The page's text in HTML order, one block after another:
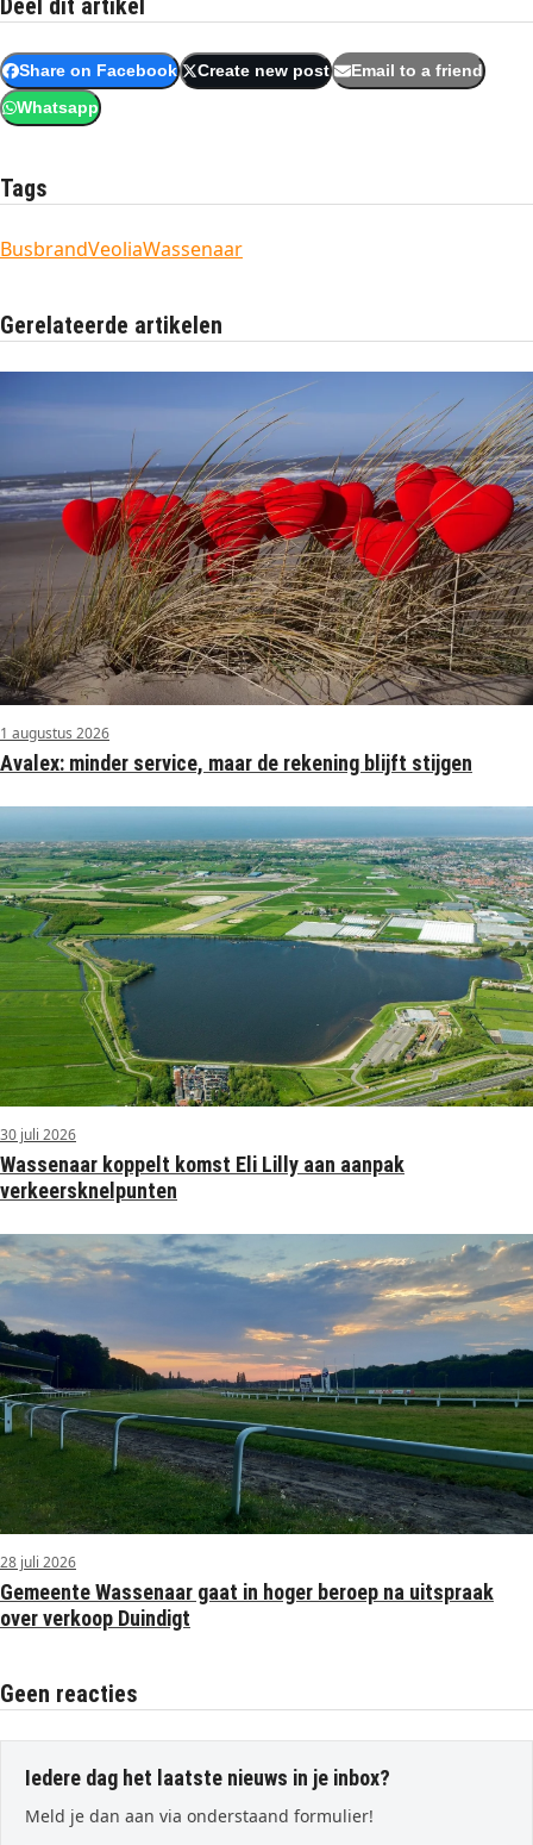
Deel dit artikel
Share on Facebook Create new post Email to a friend
Whatsapp
Tags
BusbrandVeoliaWassenaar
Gerelateerde artikelen
1 augustus 2026
Avalex: minder service, maar de rekening blijft stijgen
30 juli 2026
Wassenaar koppelt komst Eli Lilly aan aanpak
verkeersknelpunten
28 juli 2026
Gemeente Wassenaar gaat in hoger beroep na uitspraak
over verkoop Duindigt
Geen reacties
Iedere dag het laatste nieuws in je inbox?
Meld je dan aan via onderstaand formulier!